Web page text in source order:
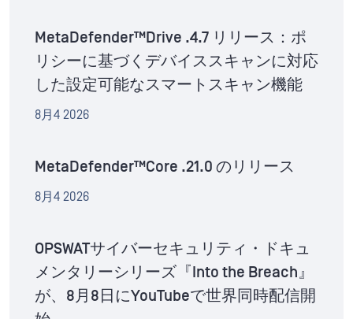
MetaDefender™Drive .4.7 リリース：ポ
リシーに基づくデバイススキャンに対応
した設定可能なスマートスキャン機能
8月4 2026
MetaDefender™Core .21.0 のリリース
8月4 2026
OPSWATサイバーセキュリティ・ドキュ
メンタリーシリーズ『Into the Breach』
が、8月8日にYouTubeで世界同時配信開